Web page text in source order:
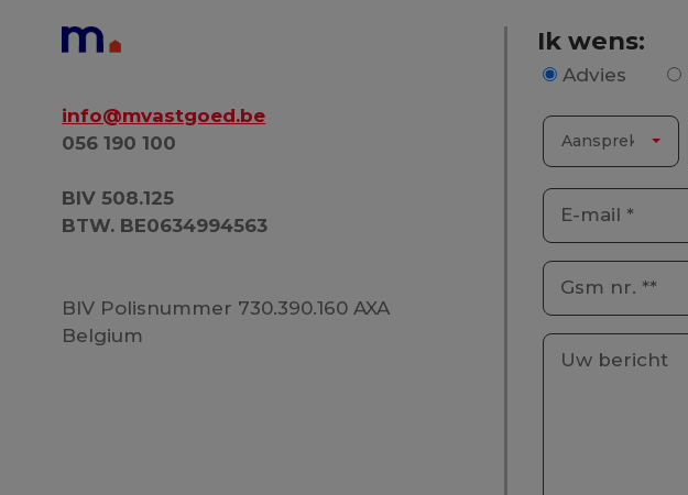
info@mvastgoed.be
056 190 100
BIV 508.125
BTW. BE0634994563
BIV Polisnummer 730.390.160 AXA
Belgium
Ik wens:
Advies
Aanspreking *
E-mail *
Gsm nr. **
Uw bericht